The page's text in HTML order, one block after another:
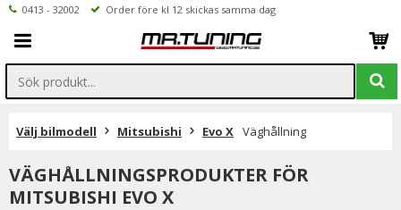
0413 - 32002 Order före kl 12 skickas samma dag
Välj bilmodell Mitsubishi Evo X Väghållning
VÄGHÅLLNINGSPRODUKTER FÖR
MITSUBISHI EVO X